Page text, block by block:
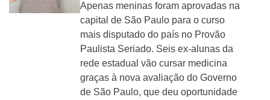
Apenas meninas foram aprovadas na
capital de São Paulo para o curso
mais disputado do país no Provão
Paulista Seriado. Seis ex-alunas da
rede estadual vão cursar medicina
graças à nova avaliação do Governo
de São Paulo, que deu oportunidade